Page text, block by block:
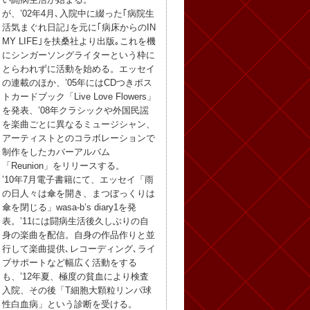
が、’02年4月､入院中に綴った｢病院生
活気まぐれ日記｣を元に｢病床からのIN
MY LIFE｣を扶桑社より出版｡これを機
にシンガーソングライターという枠に
とらわれずに活動を始める。エッセイ
の連載のほか、’05年にはCDつきポス
トカードブック「Live Love Flowers」
を発表、’08年クラシックや外国民謡
を楽曲ごとに異なるミュージシャン、
アーティストとのコラボレーションで
制作をしたカバーアルバム
「Reunion」をリリースする。
’10年7月電子書籍にて、エッセイ「雨
の日人々は傘を開き、まつぼっくりは
傘を閉じる」wasa-b’s diary1を発
表。’11には闘病生活後久しぶりの自
身の楽曲を配信。自身の作品作りと並
行して楽曲提供､レコーディング､ライ
ブサポートなど幅広く活動をする
も、’12年夏、極度の貧血により検査
入院、その後「T細胞大顆粒リンパ球
性白血病」という診断を受ける。